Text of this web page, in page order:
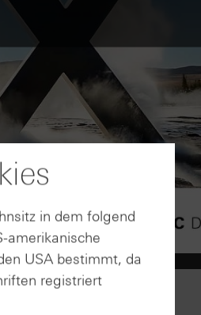
in dem folgend
amerikanische
USA bestimmt, da
registriert